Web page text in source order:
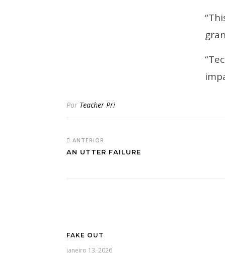
Por Teacher Pri
ANTERIOR
AN UTTER FAILURE
FAKE OUT
janeiro 13, 2026